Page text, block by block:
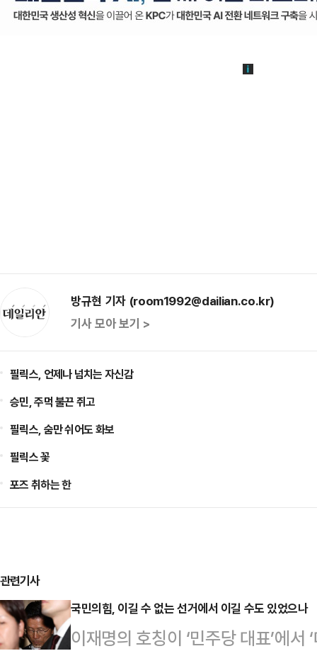
방규현 기자 (room1992@dailian.co.kr)
기사 모아 보기 >
필릭스, 언제나 넘치는 자신감
승민, 주먹 불끈 쥐고
필릭스, 숨만 쉬어도 화보
필릭스 꽃
포즈 취하는 한
관련기사
국민의힘, 이길 수 없는 선거에서 이길 수도 있었으나
이재명의 호칭이 ‘민주당 대표’에